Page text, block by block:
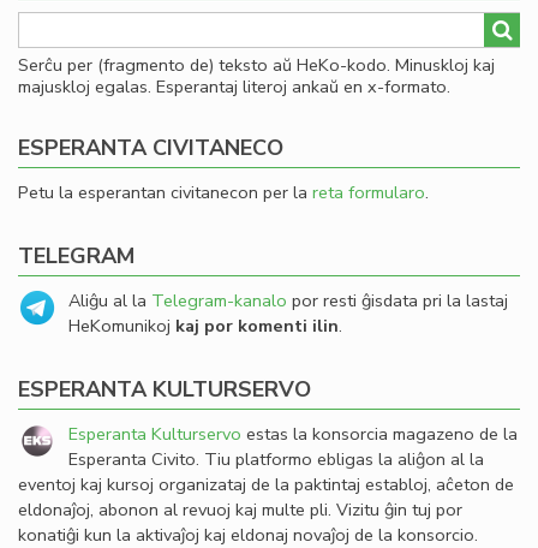
Serĉu per (fragmento de) teksto aŭ HeKo-kodo. Minuskloj kaj
majuskloj egalas. Esperantaj literoj ankaŭ en x-formato.
ESPERANTA CIVITANECO
Petu la esperantan civitanecon per la reta formularo.
TELEGRAM
Aliĝu al la Telegram-kanalo por resti ĝisdata pri la lastaj
HeKomunikoj kaj por komenti ilin.
ESPERANTA KULTURSERVO
Esperanta Kulturservo estas la konsorcia magazeno de la
Esperanta Civito. Tiu platformo ebligas la aliĝon al la
eventoj kaj kursoj organizataj de la paktintaj establoj, aĉeton de
eldonaĵoj, abonon al revuoj kaj multe pli. Vizitu ĝin tuj por
konatiĝi kun la aktivaĵoj kaj eldonaj novaĵoj de la konsorcio.